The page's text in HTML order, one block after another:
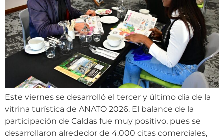
Este viernes se desarrolló el tercer y último día de la
vitrina turística de ANATO 2026. El balance de la
participación de Caldas fue muy positivo, pues se
desarrollaron alrededor de 4.000 citas comerciales,